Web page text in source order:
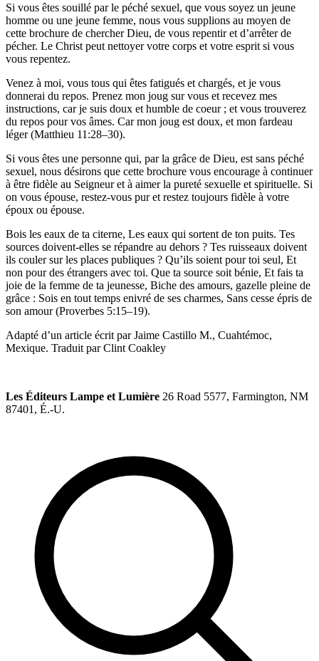
Si vous êtes souillé par le péché sexuel, que vous soyez un jeune
homme ou une jeune femme, nous vous supplions au moyen de
cette brochure de chercher Dieu, de vous repentir et d’arrêter de
pécher. Le Christ peut nettoyer votre corps et votre esprit si vous
vous repentez.
Venez à moi, vous tous qui êtes fatigués et chargés, et je vous
donnerai du repos. Prenez mon joug sur vous et recevez mes
instructions, car je suis doux et humble de coeur ; et vous trouverez
du repos pour vos âmes. Car mon joug est doux, et mon fardeau
léger (Matthieu 11:28–30).
Si vous êtes une personne qui, par la grâce de Dieu, est sans péché
sexuel, nous désirons que cette brochure vous encourage à continuer
à être fidèle au Seigneur et à aimer la pureté sexuelle et spirituelle. Si
on vous épouse, restez-vous pur et restez toujours fidèle à votre
époux ou épouse.
Bois les eaux de ta citerne, Les eaux qui sortent de ton puits. Tes
sources doivent-elles se répandre au dehors ? Tes ruisseaux doivent
ils couler sur les places publiques ? Qu’ils soient pour toi seul, Et
non pour des étrangers avec toi. Que ta source soit bénie, Et fais ta
joie de la femme de ta jeunesse, Biche des amours, gazelle pleine de
grâce : Sois en tout temps enivré de ses charmes, Sans cesse épris de
son amour (Proverbes 5:15–19).
Adapté d’un article écrit par Jaime Castillo M., Cuahtémoc,
Mexique. Traduit par Clint Coakley
Les Éditeurs Lampe et Lumière 26 Road 5577, Farmington, NM
87401, É.-U.